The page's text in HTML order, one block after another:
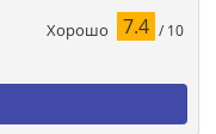
Хорошо 7.4 / 10